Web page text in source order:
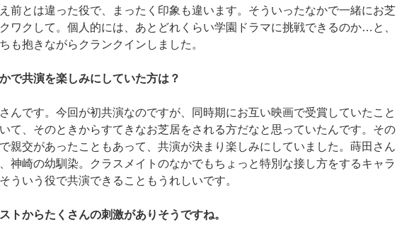
前とは違った役で、まったく印象も違います。そういったなかで一緒にお芝
ワクして。個人的には、あとどれくらい学園ドラマに挑戦できるのか…と、
も抱きながらクランクインしました。
共演を楽しみにしていた方は？
んです。今回が初共演なのですが、同時期にお互い映画で受賞していたこと
て、そのときからすてきなお芝居をされる方だなと思っていたんです。その
親交があったこともあって、共演が決まり楽しみにしていました。蒔田さん
神崎の幼馴染。クラスメイトのなかでもちょっと特別な接し方をするキャラ
ういう役で共演できることもうれしいです。
からたくさんの刺激がありそうですね。